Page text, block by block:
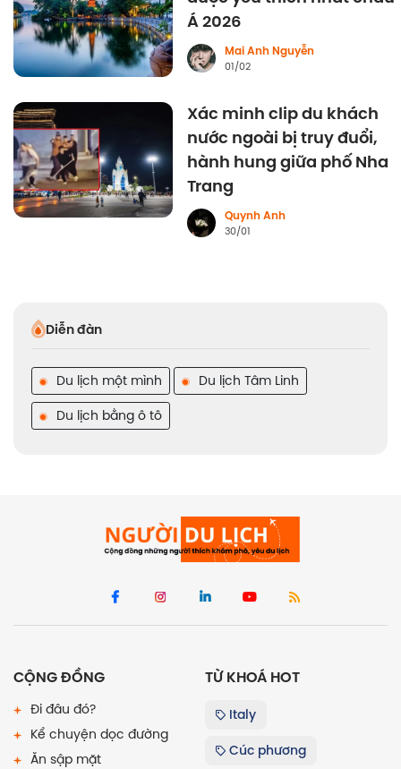
Á 2026
Mai Anh Nguyễn
01/02
Xác minh clip du khách
nước ngoài bị truy đuổi,
hành hung giữa phố Nha
Trang
Quynh Anh
30/01
Diễn đàn
Du lịch một mình
Du lịch Tâm Linh
Du lịch bằng ô tô
CỘNG ĐỒNG
Đi đâu đó?
Kể chuyện dọc đường
Ăn sập mặt
TỪ KHOÁ HOT
Italy
Cúc phương